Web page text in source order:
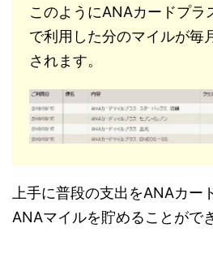
このようにANAカードプラ
で利用した分のマイルが毎
されます。
上手に普段の支出をANAカー
ANAマイルを貯めることがで